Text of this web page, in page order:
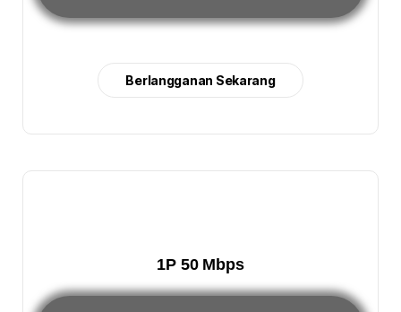
Berlangganan Sekarang
1P 50 Mbps